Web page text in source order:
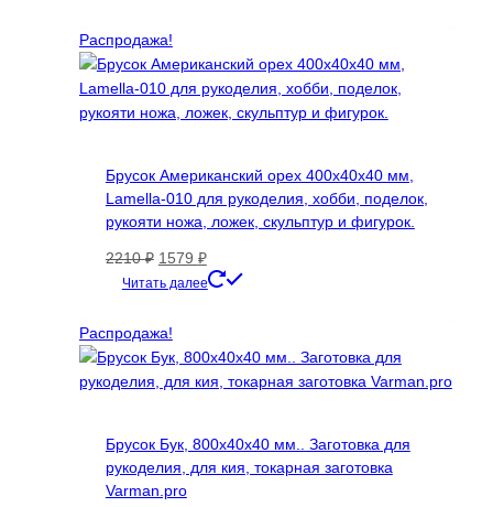
1244 ₽.
Распродажа!
Брусок Американский орех 400х40х40 мм,
Lamella-010 для рукоделия, хобби, поделок,
рукояти ножа, ложек, скульптур и фигурок.
2210₽ Первоначальная
цена
2210 ₽.
1579 ₽Текущая
цена:
Читать далее
Распродажа!
Брусок Бук, 800х40х40 мм.. Заготовка для
рукоделия, для кия, токарная заготовка
Varman.pro